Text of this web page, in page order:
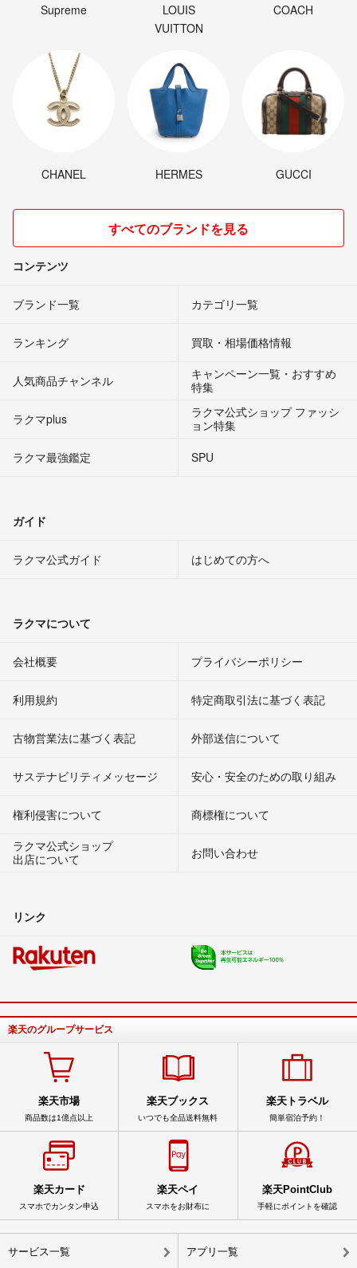
Supreme
LOUIS
VUITTON
COACH
CHANEL HERMES GUCCI
すべてのブランドを見る
コンテンツ
ブランド一覧 カテゴリ一覧
ランキング 買取・相場価格情報
人気商品チャンネル
キャンペーン一覧・おすすめ
特集
ラクマplus
ラクマ公式ショップ ファッシ
ョン特集
ラクマ最強鑑定
SPU
ガイド
ラクマ公式ガイド はじめての方へ
ラクマについて
会社概要 プライバシーポリシー
利用規約 特定商取引法に基づく表記
古物営業法に基づく表記 外部送信について
サステナビリティメッセージ 安心・安全のための取り組み
権利侵害について
商標権について
ラクマ公式ショップ
出店について
お問い合わせ
リンク
楽天のグループサービス
楽天市場
商品数は1億点以上
楽天ブックス
いつでも全品送料無料
楽天トラベル
簡単宿泊予約！
楽天カード
スマホでカンタン申込
楽天ペイ
スマホをお財布に
楽天PointClub
手軽にポイントを確認
サービス一覧 アプリ一覧